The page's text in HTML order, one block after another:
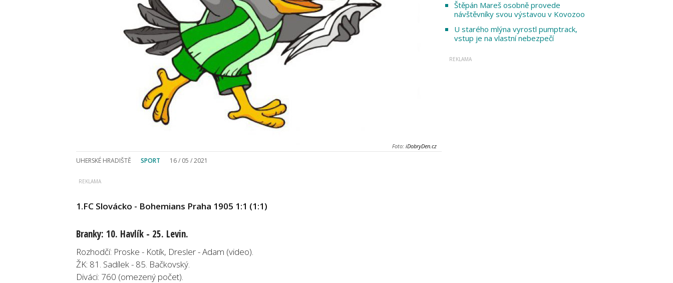
Foto: iDobryDen.cz
UHERSKÉ HRADIŠTĚ SPORT 16 / 05 / 2021
1.FC Slovácko - Bohemians Praha 1905 1:1 (1:1)
Branky: 10. Havlík - 25. Levin.
Rozhodčí: Proske - Kotík, Dresler - Adam (video).
ŽK: 81. Sadílek - 85. Bačkovský.
Diváci: 760 (omezený počet).
Štěpán Mareš osobně provede
návštěvníky svou výstavou v Kovozoo
U starého mlýna vyrostl pumptrack,
vstup je na vlastní nebezpečí